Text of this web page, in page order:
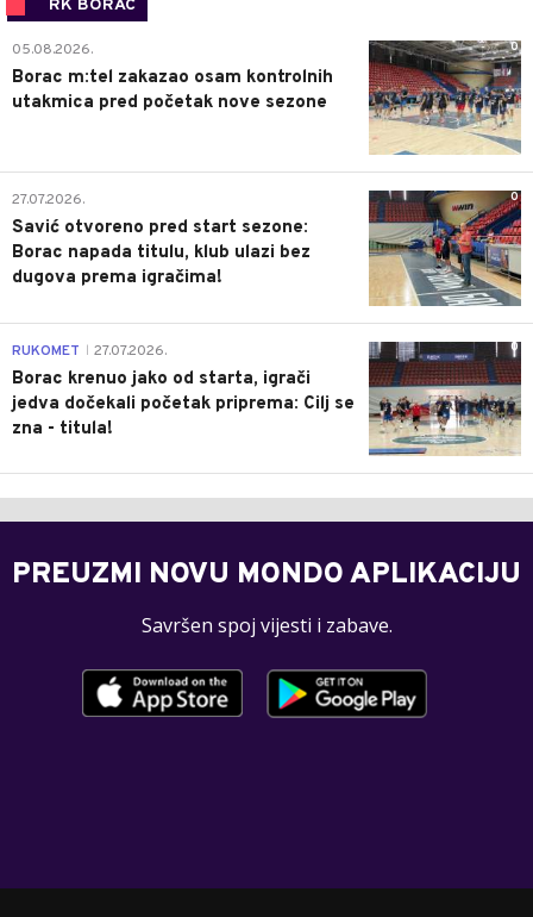
RK BORAC
0
05.08.2026.
Borac m:tel zakazao osam kontrolnih
utakmica pred početak nove sezone
0
27.07.2026.
Savić otvoreno pred start sezone:
Borac napada titulu, klub ulazi bez
dugova prema igračima!
0
RUKOMET 27.07.2026.
Borac krenuo jako od starta, igrači
jedva dočekali početak priprema: Cilj se
zna - titula!
PREUZMI NOVU MONDO APLIKACIJU
Savršen spoj vijesti i zabave.